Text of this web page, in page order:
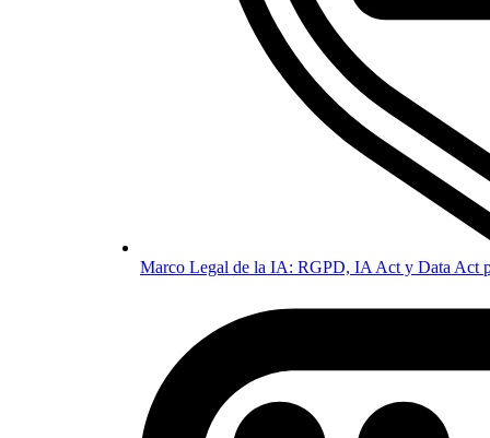
Marco Legal de la IA: RGPD, IA Act y Data Act